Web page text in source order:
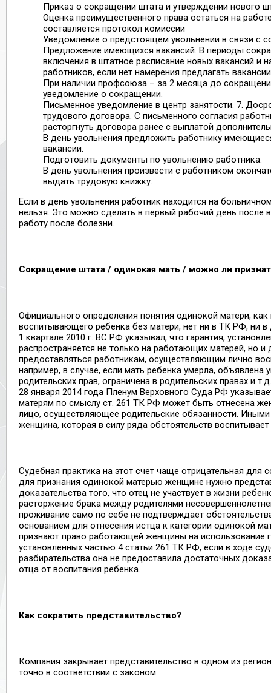
Приказ о сокращении штата и утверждении нового
Оценка преимущественного права остаться на
составляется протокол комиссии
Уведомление о предстоящем увольнении в связи с
Предложение имеющихся вакансий. В периоды
включения в штатное расписание новых вакансий и
работников, если нет намерения предлагать
При наличии профсоюза – за 2 месяца до
уведомление о сокращении.
Письменное уведомление в центр занятости. 7.
трудового договора. С письменного согласия
расторгнуть договора ранее с выплатой
В день увольнения предложить работнику
вакансии.
Подготовить документы по увольнению работника.
В день увольнения произвести с работником
выдать трудовую книжку.
Если в день увольнения работник находится на
нельзя. Это можно сделать в первый рабочий день после
работу после болезни.
Сокращение штата / одинокая мать / можно ли
Официального определения понятия одинокой матери, как
воспитывающего ребенка без матери, нет ни в ТК РФ, ни в
1 квартале 2010 г. ВС РФ указывал, что гарантия,
распространяется не только на работающих матерей, но и
предоставляться работникам, осуществляющим лично
например, в случае, если мать ребенка умерла, объявлена
родительских прав, ограничена в родительских правах и
28 января 2014 года Пленум Верховного Суда РФ
матерям по смыслу ст. 261 ТК РФ может быть отнесена
лицо, осуществляющее родительские обязанности. Иными
женщина, которая в силу ряда обстоятельств
Судебная практика на этот счет чаще отрицательная для
для признания одинокой матерью женщине нужно
доказательства того, что отец не участвует в жизни
расторжение брака между родителями
проживание само по себе не подтверждает
основанием для отнесения истца к категории одинокой
признают право работающей женщины на использование
установленных частью 4 статьи 261 ТК РФ, если в ходе
разбирательства она не предоставила достаточных
отца от воспитания ребенка.
Как сократить представительство?
Компания закрывает представительство в одном из
точно в соответствии с законом.